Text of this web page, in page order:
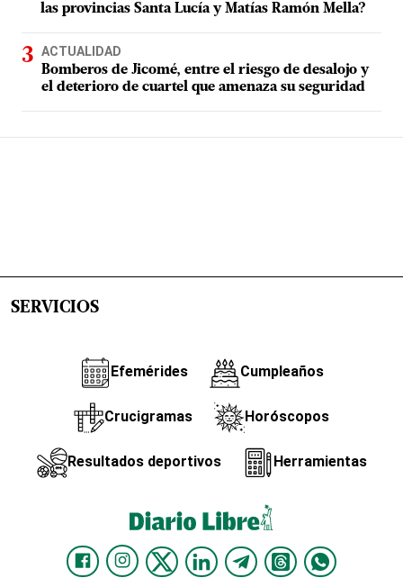
las provincias Santa Lucía y Matías Ramón Mella?
ACTUALIDAD
Bomberos de Jicomé, entre el riesgo de desalojo y
el deterioro de cuartel que amenaza su seguridad
SERVICIOS
Efemérides Cumpleaños
Crucigramas Horóscopos
Resultados deportivos Herramientas